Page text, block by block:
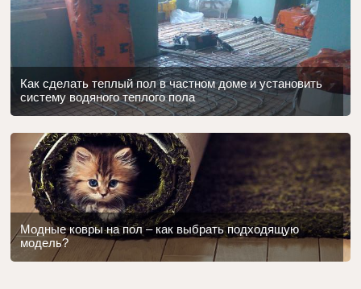
Как сделать теплый пол в частном доме и установить
систему водяного теплого пола
Модные ковры на пол – как выбрать подходящую
модель?